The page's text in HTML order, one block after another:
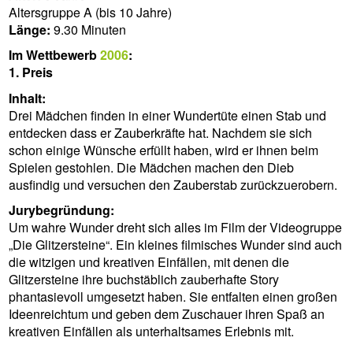
Altersgruppe A (bis 10 Jahre)
Länge: 9.30 Minuten
Im Wettbewerb2006:
1. Preis
Inhalt:
Drei Mädchen finden in einer Wundertüte einen Stab und
entdecken dass er Zauberkräfte hat. Nachdem sie sich
schon einige Wünsche erfüllt haben, wird er ihnen beim
Spielen gestohlen. Die Mädchen machen den Dieb
ausfindig und versuchen den Zauberstab zurückzuerobern.
Jurybegründung:
Um wahre Wunder dreht sich alles im Film der Videogruppe
„Die Glitzersteine“. Ein kleines filmisches Wunder sind auch
die witzigen und kreativen Einfällen, mit denen die
Glitzersteine ihre buchstäblich zauberhafte Story
phantasievoll umgesetzt haben. Sie entfalten einen großen
Ideenreichtum und geben dem Zuschauer ihren Spaß an
kreativen Einfällen als unterhaltsames Erlebnis mit.